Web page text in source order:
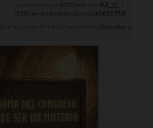
#AlCierre @E_Q_
@LKourchenko https://t.co/az4DKEUYbB
December 4, 2024